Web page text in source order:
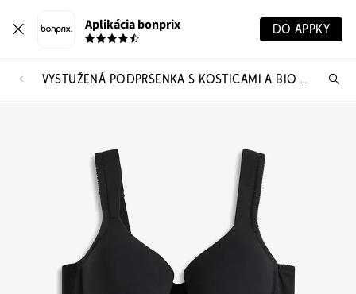
Aplikácia bonprix DO APPKY
VYSTUŽENÁ PODPRSENKA S KOSTICAMI A BIO BAVLNOU (2 KS V BALENÍ)